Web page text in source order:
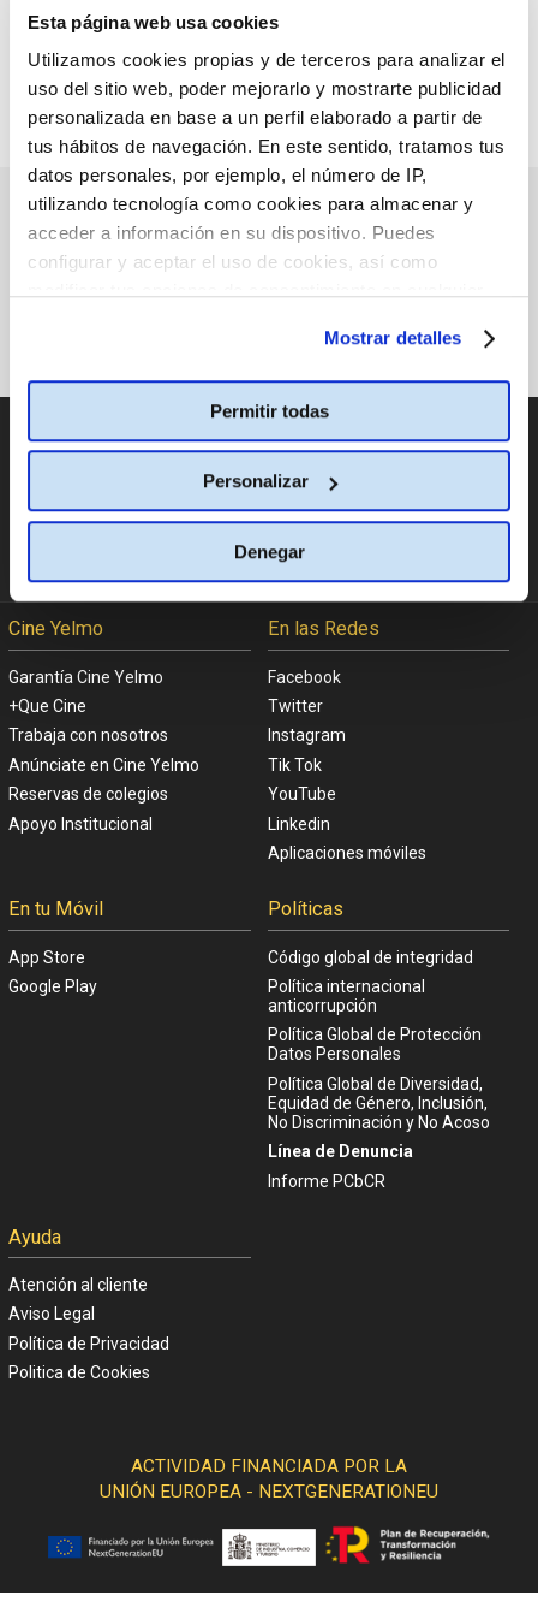
Esta página web usa cookies
Utilizamos cookies propias y de terceros para analizar el
uso del sitio web, poder mejorarlo y mostrarte publicidad
personalizada en base a un perfil elaborado a partir de
tus hábitos de navegación. En este sentido, tratamos tus
datos personales, por ejemplo, el número de IP,
utilizando tecnología como cookies para almacenar y
acceder a información en su dispositivo. Puedes
configurar y aceptar el uso de cookies, así como
Mostrar detalles
Permitir todas
Personalizar
Denegar
VOLVER ARRIBA
PRÓXIMOS ESTRENOS
CATÁLOGO DE PELÍCULAS
CAMBIAR DE PAÍS
Cine Yelmo
Garantía Cine Yelmo
+Que Cine
Trabaja con nosotros
Anúnciate en Cine Yelmo
Reservas de colegios
Apoyo Institucional
En las Redes
Facebook
Twitter
Instagram
Tik Tok
YouTube
Linkedin
Aplicaciones móviles
En tu Móvil
App Store
Google Play
Políticas
Código global de integridad
Política internacional
anticorrupción
Política Global de Protección
Datos Personales
Política Global de Diversidad,
Equidad de Género, Inclusión,
No Discriminación y No Acoso
Línea de Denuncia
Informe PCbCR
Ayuda
Atención al cliente
Aviso Legal
Política de Privacidad
Politica de Cookies
ACTIVIDAD FINANCIADA POR LA
UNIÓN EUROPEA - NEXTGENERATIONEU